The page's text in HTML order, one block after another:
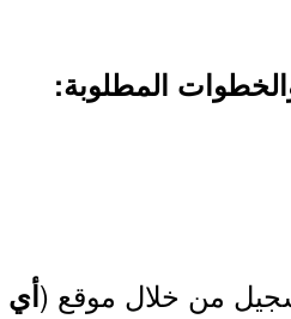
المطلوبة:
من خلال موقع (أي